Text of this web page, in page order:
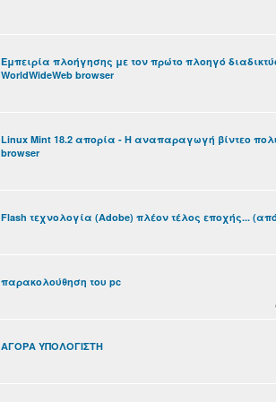
Εμπειρία πλοήγησης με τον πρώτο πλοηγό
WorldWideWeb browser
Linux Mint 18.2 απορία - Η αναπαραγωγή βίντεο
browser
Flash τεχνολογία (Adobe) πλέον τέλος εποχής... (από
παρακολούθηση του pc
ΑΓΟΡΑ ΥΠΟΛΟΓΙΣΤΗ